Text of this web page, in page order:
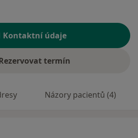
Kontaktní údaje
termín
Názory pacientů (4)